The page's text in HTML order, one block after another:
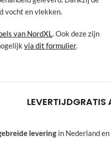
vocht en vlekken.
van NordXL. Ook deze zijn
via dit formulier.
LEVERTIJDGRATIS
levering in Nederland